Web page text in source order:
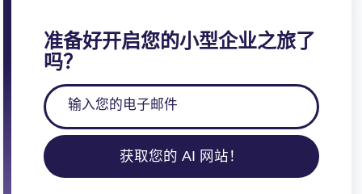
准备好开启您的小型企业之旅了
吗？
获取您的 AI 网站！